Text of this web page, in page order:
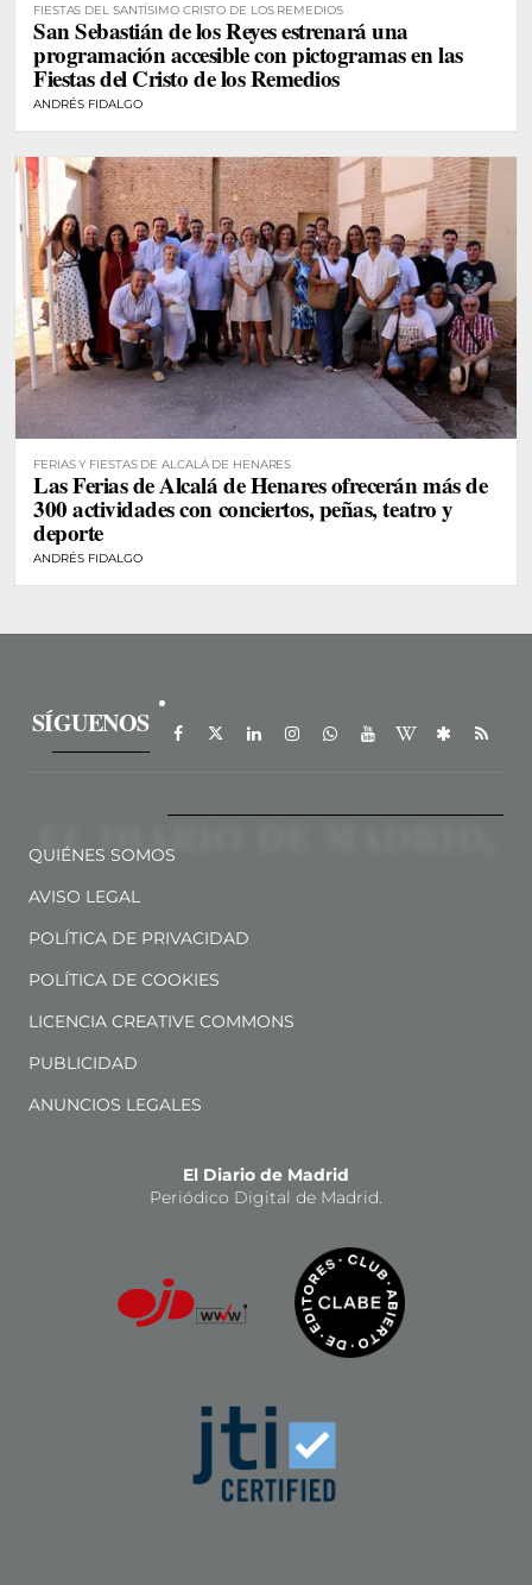
FIESTAS DEL SANTÍSIMO CRISTO DE LOS REMEDIOS
San Sebastián de los Reyes estrenará una
programación accesible con pictogramas en las
Fiestas del Cristo de los Remedios
ANDRÉS FIDALGO
FERIAS Y FIESTAS DE ALCALÁ DE HENARES
Las Ferias de Alcalá de Henares ofrecerán más de
300 actividades con conciertos, peñas, teatro y
deporte
ANDRÉS FIDALGO
SÍGUENOS
QUIÉNES SOMOS
AVISO LEGAL
POLÍTICA DE PRIVACIDAD
POLÍTICA DE COOKIES
LICENCIA CREATIVE COMMONS
PUBLICIDAD
ANUNCIOS LEGALES
El Diario de Madrid
Periódico Digital de Madrid.